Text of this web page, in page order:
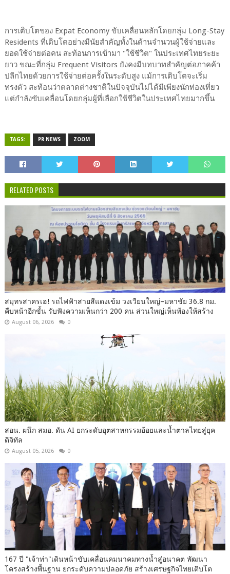
การเติบโตของ Expat Economy ขับเคลื่อนหลักโดยกลุ่ม Long-Stay
Residents ที่เติบโตอย่างมีนัยสำคัญทั้งในด้านจำนวนผู้ใช้จ่ายและ
ยอดใช้จ่ายต่อคน สะท้อนการเข้ามา "ใช้ชีวิต" ในประเทศไทยระยะ
ยาว ขณะที่กลุ่ม Frequent Visitors ยังคงมีบทบาทสำคัญต่อภาคค้า
ปลีกไทยด้วยการใช้จ่ายต่อครั้งในระดับสูง แม้การเติบโตจะเริ่ม
ทรงตัว สะท้อนว่าตลาดต่างชาติในปัจจุบันไม่ได้มีเพียงนักท่องเที่ยว
แต่กำลังขับเคลื่อนโดยกลุ่มผู้ที่เลือกใช้ชีวิตในประเทศไทยมากขึ้น
TAGS: PR NEWS ZOOM
RELATED POSTS
สมุทรสาครเฮ! รถไฟฟ้าสายสีแดงเข้ม วงเวียนใหญ่–มหาชัย 36.8 กม.
คืบหน้าอีกขั้น รับฟังความเห็นกว่า 200 คน ส่วนใหญ่เห็นพ้องให้สร้าง
August 06, 2026 0
สอน. ผนึก สมอ. ดัน AI ยกระดับอุตสาหกรรมอ้อยและน้ำตาลไทยสู่ยุค
ดิจิทัล
August 05, 2026 0
167 ปี "เจ้าท่า"เดินหน้าขับเคลื่อนคมนาคมทางน้ำสู่อนาคต พัฒนา
โครงสร้างพื้นฐาน ยกระดับความปลอดภัย สร้างเศรษฐกิจไทยเติบโต